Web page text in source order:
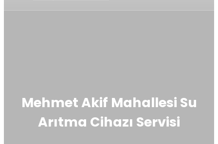
Mehmet Akif Mahallesi Su
Arıtma Cihazı Servisi